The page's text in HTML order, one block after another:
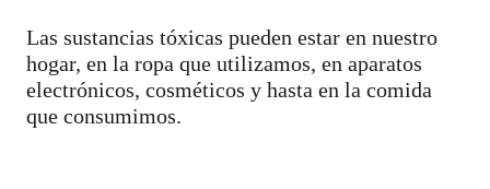
Las sustancias tóxicas pueden estar en nuestro
hogar, en la ropa que utilizamos, en aparatos
electrónicos, cosméticos y hasta en la comida
que consumimos.